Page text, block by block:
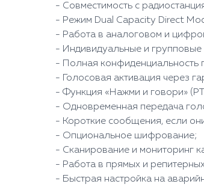
- Совместимость с
- Режим Dual Capacity Direct
- Работа в аналоговом и
- Индивидуальные и групповые
- Полная конфиденциальность
- Голосовая активация через
- Функция «Нажми и говори»
- Одновременная передача
- Короткие сообщения, если
- Опциональное шифрование;
- Сканирование и мониторинг
- Работа в прямых и
- Быстрая настройка на